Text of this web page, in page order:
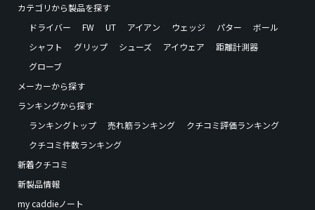
カテゴリから製品を探す
ドライバー
FW UT アイアン ウェッジ パター
ボール
シャフト
グリップ シューズ アイウェア
距離計測器
グローブ
メーカーから探す
ランキングから探す
ランキングトップ
売れ筋ランキング
クチコミ評価ランキング
クチコミ件数ランキング
新着クチコミ
新製品情報
my caddieノート